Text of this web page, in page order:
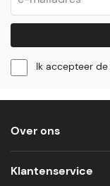
Ik accepteer de
Over ons
Klantenservice